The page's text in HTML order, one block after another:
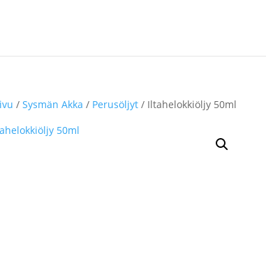
/ Sysmän Akka / Perusöljyt/ Iltahelokkiöljy 50ml